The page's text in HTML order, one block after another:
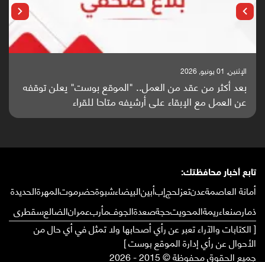
الإثنين, 25 مايو, 2026
باحثون من اليمن يدخلون سباق أبحاث ألزهايمر بدراسة
واعدة منشورة عالميا (ترجمة)
تابع أخبار محافظتك:
أمانة العاصمةعدنتعزلحجإبأبينالبيضاءشبوةحضرموتالمهرةالحديدة
ذمارصنعاءريمةالمحويتحجةصعدةالجوفمأربعمرانالضالعسقطرى
[ الكتابات والآراء تعبر عن رأي أصحابها ولا تمثل في أي حال من
الأحوال عن رأي إدارة الموقع بوست ]
جميع الحقوق محفوظة © 2015 - 2026